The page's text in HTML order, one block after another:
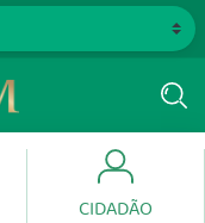
CIDADÃO